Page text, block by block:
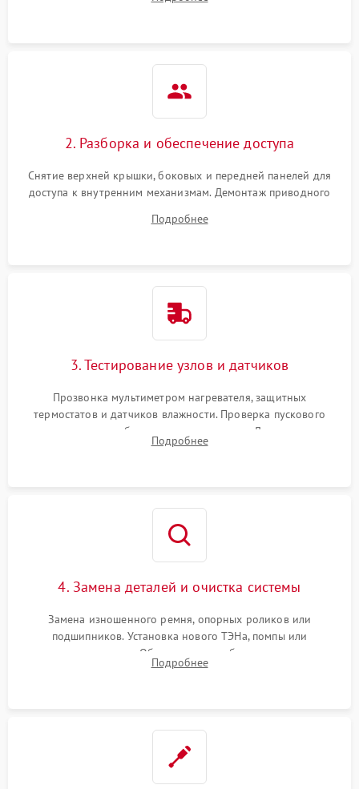
неисправностях (не сушит, не крутит барабан, сильно шумит
2. Разборка и обеспечение доступа
Снятие верхней крышки, боковых и передней панелей для
доступа к внутренним механизмам. Демонтаж приводного
Обеспечение свободного доступа к ТЭНу, компрессору,
Подробнее
3. Тестирование узлов и датчиков
Прозвонка мультиметром нагревателя, защитных
термостатов и датчиков влажности. Проверка пускового
конденсатора, обмоток мотора и помпы. Для машин с
тепловым насосом — диагностика работы компрессора и
Подробнее
4. Замена деталей и очистка системы
Замена изношенного ремня, опорных роликов или
подшипников. Установка нового ТЭНа, помпы или
термодатчиков. Обязательная глубокая очистка
конденсатора, крыльчатки вентилятора и воздуховодов от
Подробнее